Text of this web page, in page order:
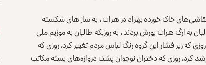
نقاشی‌های خاک خورده بهزاد در هرات ، به ساز های شکسته
به ارگ هرات یورش بردند ، به روزیکه طالبان به موزیم ملی
که زیر فشار این گروه رنگ لباس مردم تغییر کرد، روزی که
روزی که دختران نوجوان پشت دروازه‌های بسته مکاتب